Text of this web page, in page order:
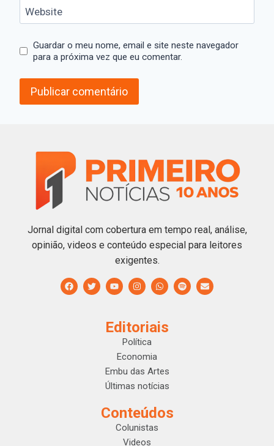
Website
Guardar o meu nome, email e site neste navegador
para a próxima vez que eu comentar.
Jornal digital com cobertura em tempo real, análise,
opinião, videos e conteúdo especial para leitores
exigentes.
Editoriais
Política
Economia
Embu das Artes
Últimas notícias
Conteúdos
Colunistas
Videos